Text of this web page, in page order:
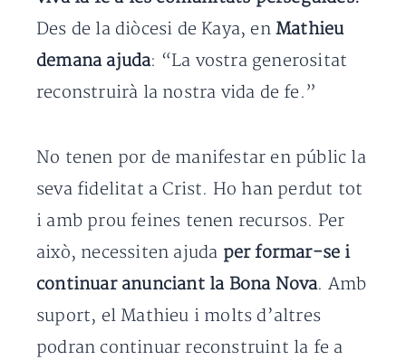
Des de la diòcesi de Kaya, en Mathieu
demana ajuda: “La vostra generositat
reconstruirà la nostra vida de fe.”
No tenen por de manifestar en públic la
seva fidelitat a Crist. Ho han perdut tot
i amb prou feines tenen recursos. Per
això, necessiten ajuda per formar-se i
continuar anunciant la Bona Nova. Amb
suport, el Mathieu i molts d’altres
podran continuar reconstruint la fe a